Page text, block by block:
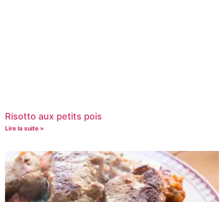
Risotto aux petits pois
Lire la suite »